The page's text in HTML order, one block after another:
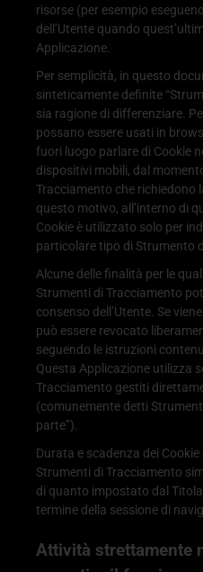
risorse (per esempio
dell’Utente quando
Applicazione.
Per semplicità, in questo
sinteticamente definite
sia ragione di differenziare.
possano essere usati in
fuori luogo parlare di Cookie
dispositivi mobili, dal
Tracciamento che richiedono
questo motivo, all’interno di
Cookie è utilizzato solo per
particolare tipo di Strumento
Alcune delle finalità per le
Strumenti di Tracciamento
consenso dell’Utente. Se
può essere revocato
seguendo le istruzioni
Questa Applicazione utilizza
Tracciamento gestiti
(comunemente detti
parte”).
Durata e scadenza dei
Strumenti di Tracciamento
di quanto impostato dal
termine della sessione di
Attività strettamente